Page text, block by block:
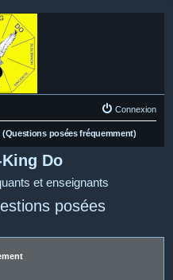
Connexion
posées fréquemment)
Do
et enseignants
posées